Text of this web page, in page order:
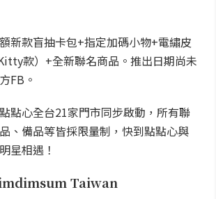
新款盲抽卡包+指定加碼小物+電繡皮
款）+全新聯名商品。推出日期尚未
FB。
點心全台21家門市同步啟動，所有聯
、備品等皆採限量制，快到點點心與
星相遇！
Taiwan